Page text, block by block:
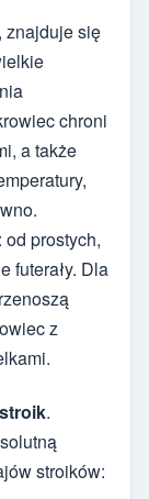
znajduje się
chroni
a także
prostych,
futerały. Dla
z
stroik.
stroików: